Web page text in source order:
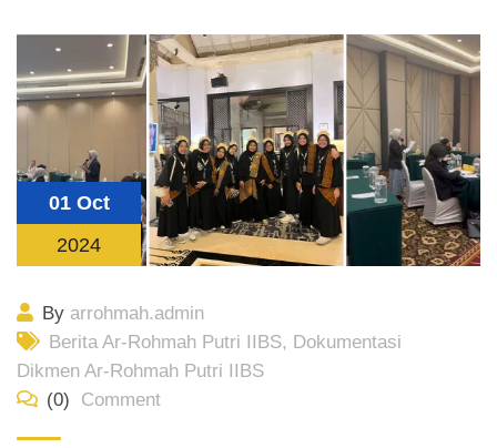
01 Oct
2024
By arrohmah.admin
Berita Ar-Rohmah Putri IIBS, Dokumentasi
Dikmen Ar-Rohmah Putri IIBS
(0)
Comment